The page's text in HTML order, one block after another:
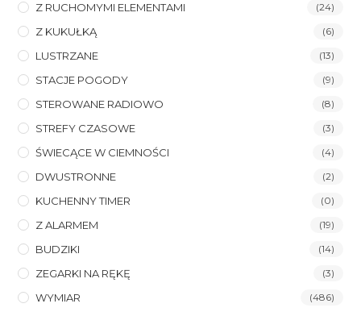
Z RUCHOMYMI ELEMENTAMI (24)
Z KUKUŁKĄ (6)
LUSTRZANE (13)
STACJE POGODY (9)
STEROWANE RADIOWO (8)
STREFY CZASOWE (3)
ŚWIECĄCE W CIEMNOŚCI (4)
DWUSTRONNE (2)
KUCHENNY TIMER (0)
Z ALARMEM (19)
BUDZIKI (14)
ZEGARKI NA RĘKĘ (3)
WYMIAR (486)